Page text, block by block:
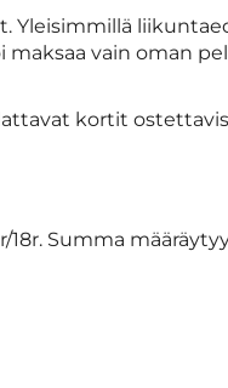
Yleisimmillä
vain oman
kortit
Summa